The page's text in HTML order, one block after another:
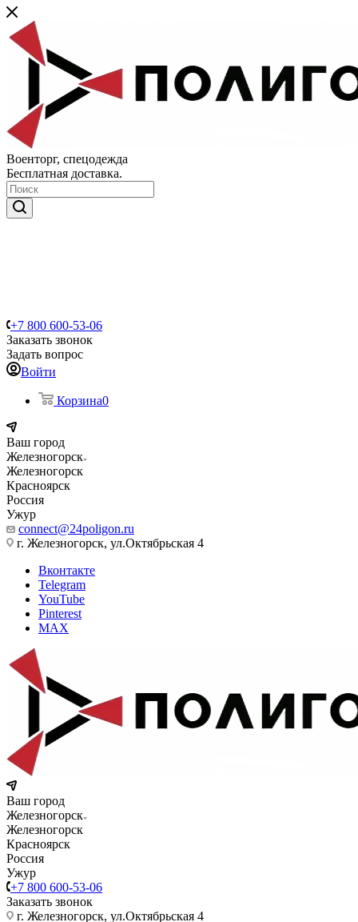
Военторг, спецодежда
Бесплатная доставка.
+7 800 600-53-06
Заказать звонок
Задать вопрос
Войти
Корзина0
Ваш город
Железногорск
Железногорск
Красноярск
Россия
Ужур
connect@24poligon.ru
г. Железногорск, ул.Октябрьская 4
Вконтакте
Telegram
YouTube
Pinterest
MAX
Ваш город
Железногорск
Железногорск
Красноярск
Россия
Ужур
+7 800 600-53-06
Заказать звонок
г. Железногорск, ул.Октябрьская 4